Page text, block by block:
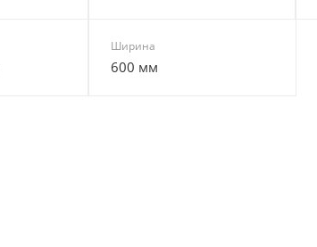
Ширина
600 мм